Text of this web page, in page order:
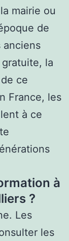
mairie ou
de
anciens
la
ce
France, les
à ce
à
?
Les
les